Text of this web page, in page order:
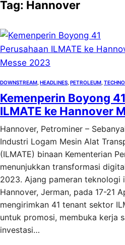
Tag: Hannover
DOWNSTREAM HEADLINES PETROLEUM
Kemenperin Boyong
ILMATE ke Hannover
Hannover, Petrominer –
Industri Logam Mesin Alat
(ILMATE) binaan Kementerian
menunjukkan transformasi
2023. Ajang pameran teknologi
Hannover, Jerman, pada 17-21
mengirimkan 41 tenant sektor
untuk promosi, membuka kerja
investasi…